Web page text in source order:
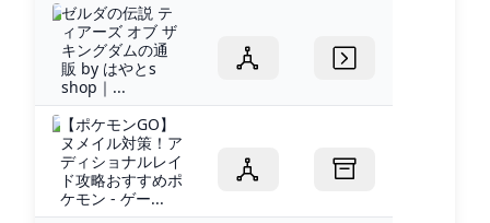
ゼルダの伝説 テ
ィアーズ オブ ザ
キングダムの通
販 by はやとs
shop｜...
【ポケモンGO】
ヌメイル対策！ア
ディショナルレイ
ド攻略おすすめポ
ケモン - ゲー...